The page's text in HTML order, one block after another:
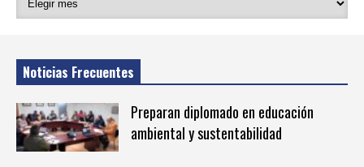
Noticias Frecuentes
Preparan diplomado en educación
ambiental y sustentabilidad